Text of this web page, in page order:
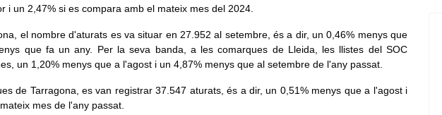
i un 2,47% si es compara amb el mateix mes del 2024.
el nombre d'aturats es va situar en 27.952 al setembre, és a dir, un 0,46% menys que
que fa un any. Per la seva banda, a les comarques de Lleida, les llistes del SOC
un 1,20% menys que a l'agost i un 4,87% menys que al setembre de l'any passat.
de Tarragona, es van registrar 37.547 aturats, és a dir, un 0,51% menys que a l'agost i
mes de l'any passat.